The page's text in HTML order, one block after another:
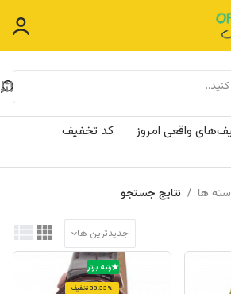
واقعی امروز کد تخفیف
ها / نتایج جستجو
جدیدترین ها
رتبه برتر
33.33% تخفیف